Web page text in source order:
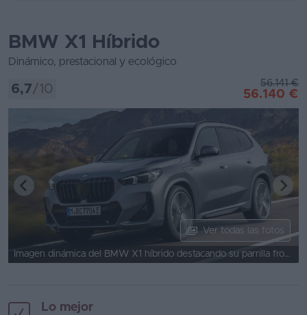
BMW X1 Híbrido
Dinámico, prestacional y ecológico
6,7/10 56.141 €
56.140 €
Ver todas las fotos
Imagen dinámica del BMW X1 híbrido destacando su parrilla frontal.
Lo mejor